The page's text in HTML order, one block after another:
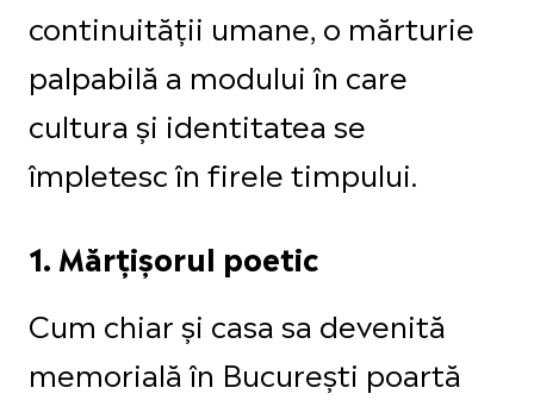
continuității umane, o mărturie
palpabilă a modului în care
cultura și identitatea se
împletesc în firele timpului.
1. Mărțișorul poetic
Cum chiar și casa sa devenită
memorială în București poartă